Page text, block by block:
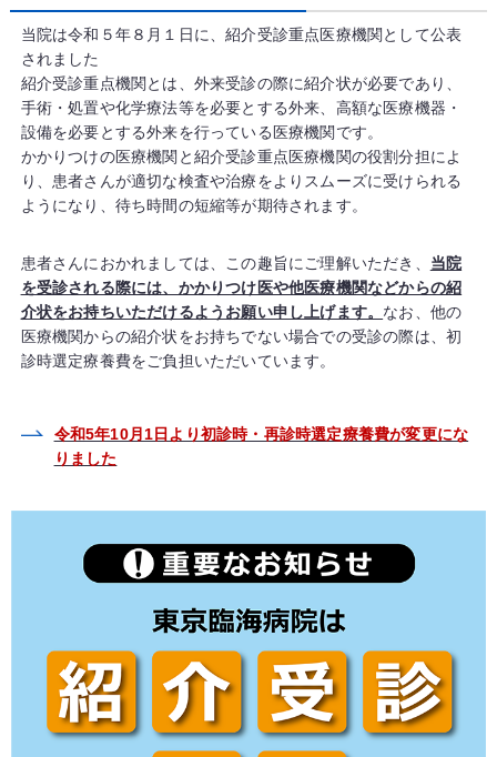
当院は令和５年８月１日に、紹介受診重点医療機関として公表
されました
紹介受診重点機関とは、外来受診の際に紹介状が必要であり、
手術・処置や化学療法等を必要とする外来、高額な医療機器・
設備を必要とする外来を行っている医療機関です。
かかりつけの医療機関と紹介受診重点医療機関の役割分担によ
り、患者さんが適切な検査や治療をよりスムーズに受けられる
ようになり、待ち時間の短縮等が期待されます。
患者さんにおかれましては、この趣旨にご理解いただき、 当院
を受診される際には、かかりつけ医や他医療機関などからの紹
介状をお持ちいただけるようお願い申し上げます。 なお、他の
医療機関からの紹介状をお持ちでない場合での受診の際は、初
診時選定療養費をご負担いただいています。
令和5年10月1日より初診時・再診時選定療養費が変更にな
りました